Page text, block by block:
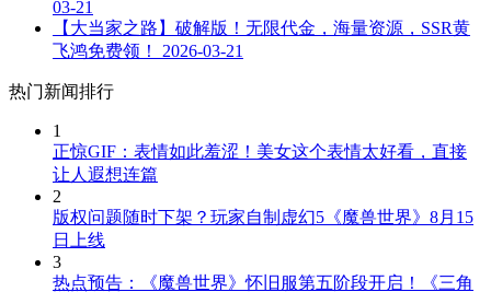
03-21
【大当家之路】破解版！无限代金，海量资源，SSR黄
飞鸿免费领！
2026-03-21
热门新闻排行
1
正惊GIF：表情如此羞涩！美女这个表情太好看，直接
让人遐想连篇
2
版权问题随时下架？玩家自制虚幻5《魔兽世界》8月15
日上线
3
热点预告：《魔兽世界》怀旧服第五阶段开启！《三角